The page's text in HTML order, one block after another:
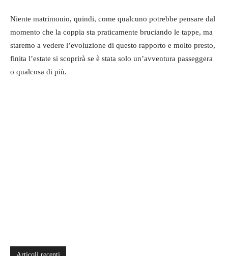
Niente matrimonio, quindi, come qualcuno potrebbe pensare dal
momento che la coppia sta praticamente bruciando le tappe, ma
staremo a vedere l’evoluzione di questo rapporto e molto presto,
finita l’estate si scoprirà se è stata solo un’avventura passeggera
o qualcosa di più.